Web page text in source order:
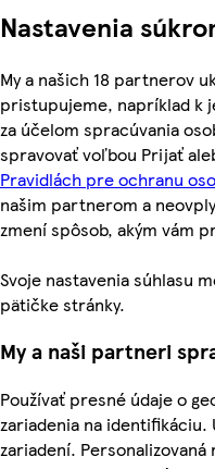
Nastavenia
My a našich 18 partnerov
pristupujeme, napríklad k
za účelom spracúvania
spravovať voľbou Prijať
Pravidlách pre ochranu
našim partnerom a
zmení spôsob, akým vám
Svoje nastavenia súhlasu
pätičke stránky.
My a naši partneri
Používať presné údaje o
zariadenia na
zariadení.